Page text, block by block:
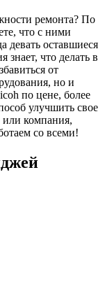
ремонта? По
что с ними
девать оставшиеся
что делать в
от
но и
по цене, более
улучшить свое
компания,
со всеми!